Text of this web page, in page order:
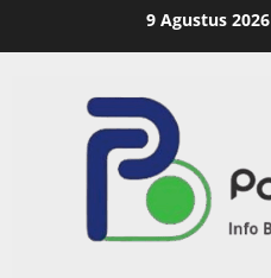
9 Agustus 2026